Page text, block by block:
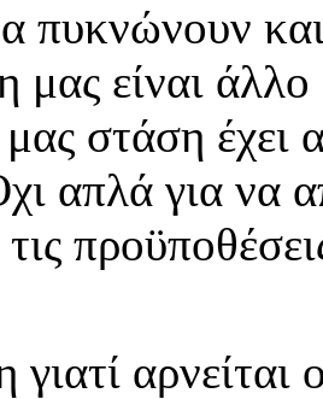
πυκνώνουν
μας είναι
στάση έχει
απλά για να
τις
γιατί